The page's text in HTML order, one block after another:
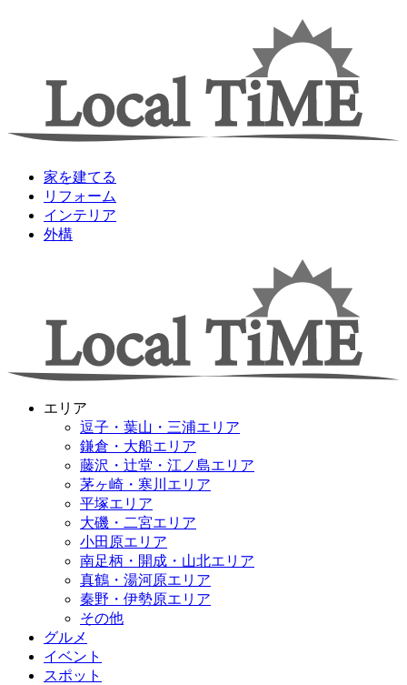
家を建てる
リフォーム
インテリア
外構
エリア
逗子・葉山・三浦エリア
鎌倉・大船エリア
藤沢・辻堂・江ノ島エリア
茅ヶ崎・寒川エリア
平塚エリア
大磯・二宮エリア
小田原エリア
南足柄・開成・山北エリア
真鶴・湯河原エリア
秦野・伊勢原エリア
その他
グルメ
イベント
スポット